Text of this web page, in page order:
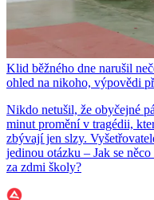
Klid běžného dne narušil
ohled na nikoho, výpovědi
Nikdo netušil, že obyčejné
minut promění v tragédii,
zbývají jen slzy.
jedinou otázku – Jak se
za zdmi školy?